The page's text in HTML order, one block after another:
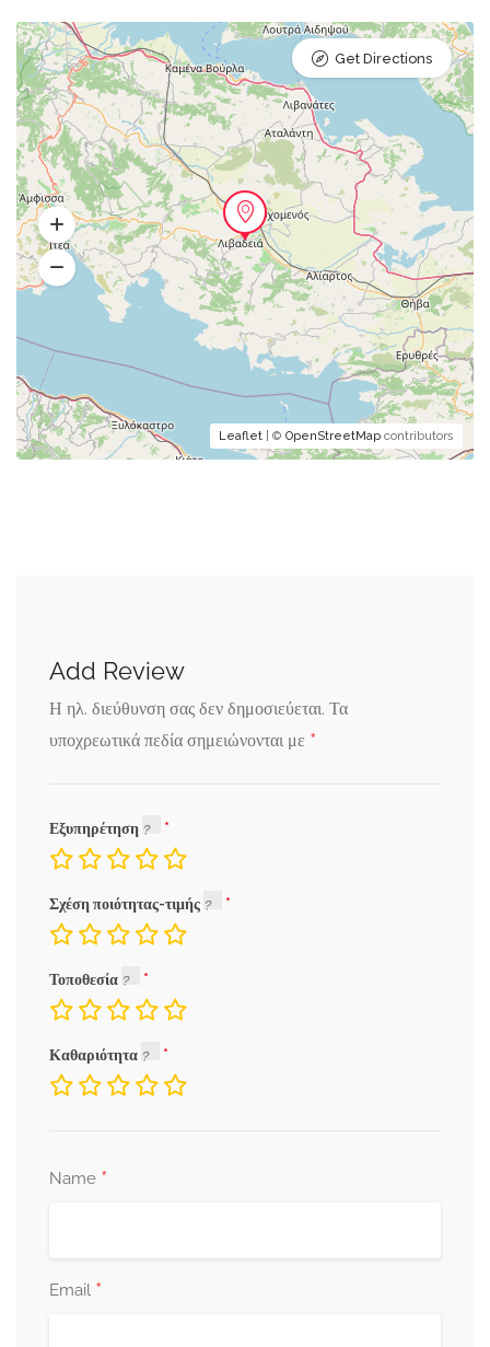
Leaflet | © OpenStreetMap contributors
Get Directions
Add Review
Η ηλ. διεύθυνση σας δεν δημοσιεύεται. Τα
υποχρεωτικά πεδία σημειώνονται με *
Εξυπηρέτηση
Σχέση ποιότητας-τιμής
Τοποθεσία
Καθαριότητα
Name *
Email *